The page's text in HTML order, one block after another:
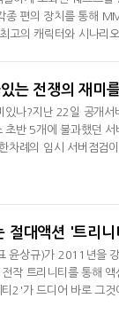
편의 장치를 통해
고의 캐릭터와 시나
는 전쟁의 재미
나?지난 22일 공개서
초반 5개에 불과했던
차례의 임시 서버점검
것으로 보인다. ◆동서
절대액션 '트리
윤상규)가 2011년을
작 트리니티를 통해
2'가 드디어 바로 그